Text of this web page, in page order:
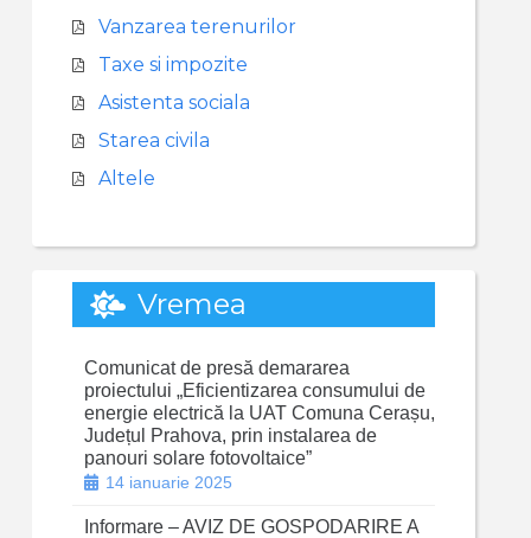
Vanzarea terenurilor
Taxe si impozite
Asistenta sociala
Starea civila
Altele
Vremea
Comunicat de presă demararea
proiectului „Eficientizarea consumului de
energie electrică la UAT Comuna Cerașu,
Județul Prahova, prin instalarea de
panouri solare fotovoltaice”
14 ianuarie 2025
Informare – AVIZ DE GOSPODARIRE A